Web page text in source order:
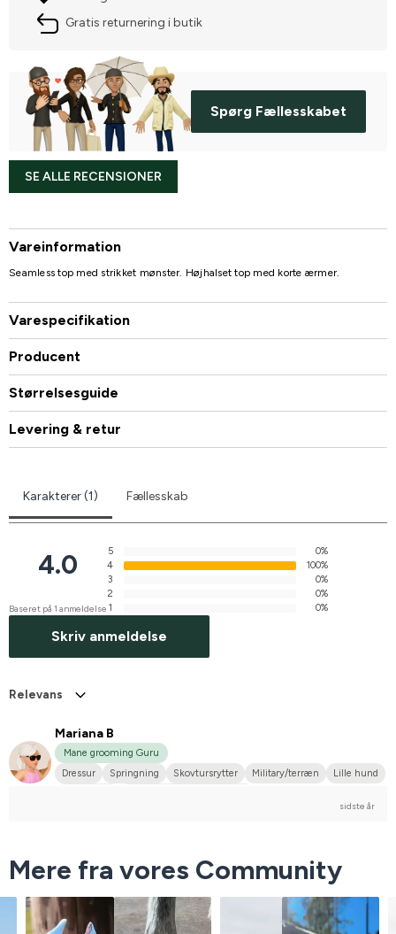
Gratis returnering i butik
Spørg Fællesskabet
SE ALLE RECENSIONER
Vareinformation
Seamless top med strikket mønster. Højhalset top med korte ærmer.
Varespecifikation
Producent
Størrelsesguide
Levering & retur
Karakterer (1) Fællesskab
4.0
Baseret på 1 anmeldelse
5
0%
4
100%
3
0%
2
0%
1
0%
Skriv anmeldelse
Relevans
Mariana B
Mane grooming Guru
Dressur
Springning Skovtursrytter Military/terræn
Lille hund
sidste år
Mere fra vores Community